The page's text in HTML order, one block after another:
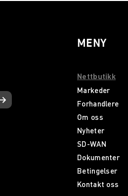
MENY
Nettbutikk
Markeder
Forhandlere
Om oss
Nyheter
SD-WAN
Dokumenter
Betingelser
Kontakt oss